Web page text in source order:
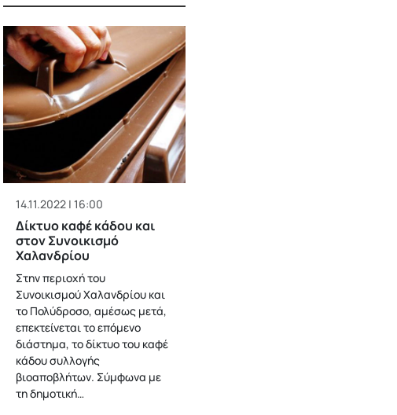
14.11.2022 | 16:00
Δίκτυο καφέ κάδου και
στον Συνοικισμό
Χαλανδρίου
Στην περιοχή του
Συνοικισμού Χαλανδρίου και
το Πολύδροσο, αμέσως μετά,
επεκτείνεται το επόμενο
διάστημα, το δίκτυο του καφέ
κάδου συλλογής
βιοαποβλήτων. Σύμφωνα με
τη δημοτική…